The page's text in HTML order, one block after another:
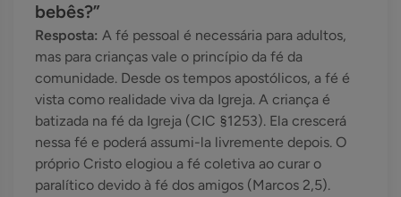
bebês?”
Resposta: A fé pessoal é necessária para adultos,
mas para crianças vale o princípio da fé da
comunidade. Desde os tempos apostólicos, a fé é
vista como realidade viva da Igreja. A criança é
batizada na fé da Igreja (CIC §1253). Ela crescerá
nessa fé e poderá assumi-la livremente depois. O
próprio Cristo elogiou a fé coletiva ao curar o
paralítico devido à fé dos amigos (Marcos 2,5).